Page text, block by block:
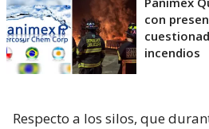
con
incendios
Respecto a los silos, que